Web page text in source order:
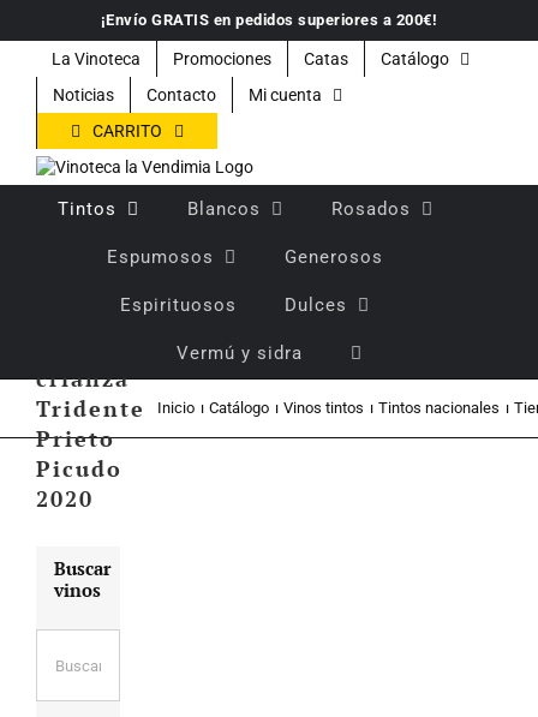
contenido
¡Envío GRATIS en pedidos superiores a 200€!
La Vinoteca Promociones Catas
Catálogo
Noticias
Contacto
Mi cuenta
CARRITO
Tintos Blancos Rosados
Espumosos Generosos
Espirituosos Dulces
Vermú y sidra
crianza
Tridente
Prieto
Picudo
2020
Inicio Catálogo Vinos tintos Tintos nacionales
Buscar
vinos